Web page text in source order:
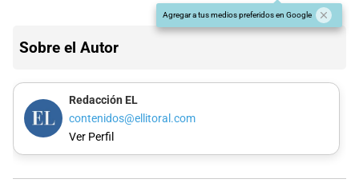
Agregar a tus medios preferidos en Google
Sobre el Autor
Redacción EL
contenidos@ellitoral.com
Ver Perfil